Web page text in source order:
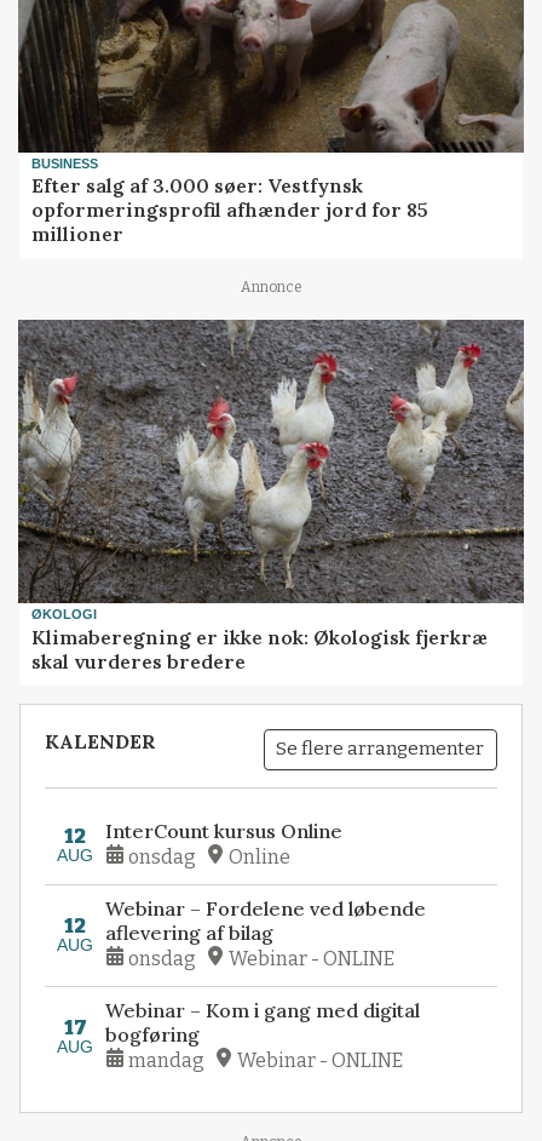
BUSINESS
Efter salg af 3.000 søer: Vestfynsk
opformeringsprofil afhænder jord for 85
millioner
Annonce
ØKOLOGI
Klimaberegning er ikke nok: Økologisk fjerkræ
skal vurderes bredere
KALENDER Se flere arrangementer
12
AUG
InterCount kursus Online
onsdag Online
12
AUG
Webinar – Fordelene ved løbende
aflevering af bilag
onsdag Webinar - ONLINE
17
AUG
Webinar – Kom i gang med digital
bogføring
mandag Webinar - ONLINE